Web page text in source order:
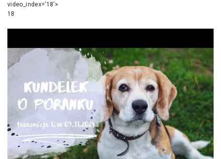
video_index=’18’>
18